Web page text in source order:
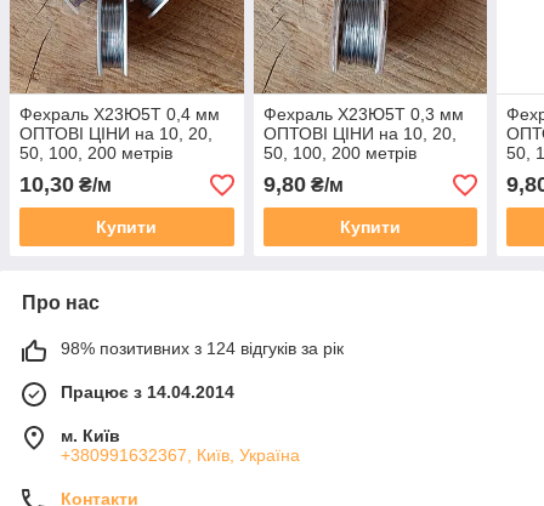
Фехраль Х23Ю5Т 0,4 мм
ОПТОВІ ЦІНИ на 10, 20,
50, 100, 200 метрів
10,30 ₴/м
Купити
Фехраль Х23Ю5Т 0,3 мм
ОПТОВІ ЦІНИ на 10, 20,
50, 100, 200 метрів
9,80₴/м
Купити
50,
Про нас
98% позитивних з 124 відгуків за рік
Працює з 14.04.2014
м. Київ
+380991632367, Київ, Україна
Контакти